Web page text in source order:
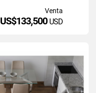
Venta
US$133,500 USD